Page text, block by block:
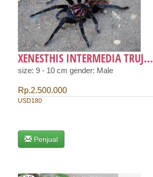
XENESTHIS INTERMEDIA TRUJ...
size: 9 - 10 cm gender: Male
Rp.2.500.000
USD180
Penjual